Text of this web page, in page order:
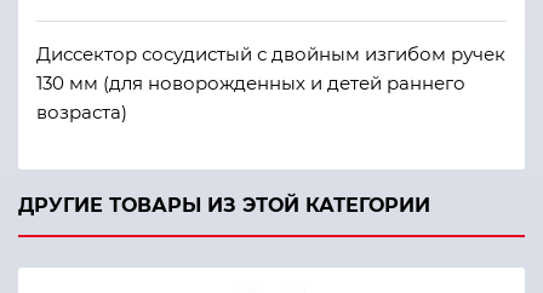
Диссектор сосудистый с двойным изгибом ручек
130 мм (для новорожденных и детей раннего
возраста)
ДРУГИЕ ТОВАРЫ ИЗ ЭТОЙ КАТЕГОРИИ